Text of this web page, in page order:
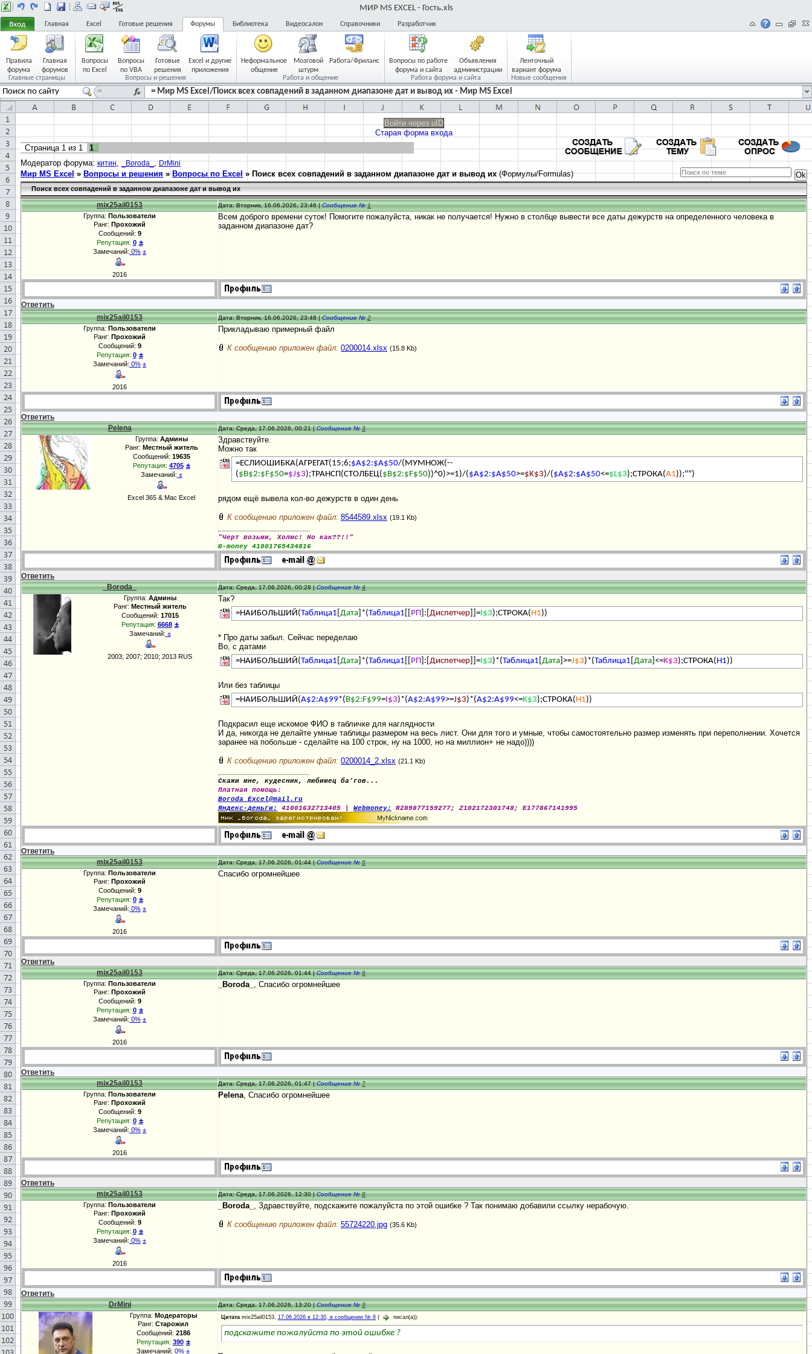
МИР MS EXCEL - Гость.xls
Главная Excel Готовые решения Форумы Библиотека Видеосалон Справочники Разработчик
Правила
форума
Главная
форумов
Главные страницы
Вопросы
по Excel
Вопросы
по VBA
Готовые
решения
Excel и другие
приложения
Вопросы и решения
Неформальное
общение
Мозговой
штурм
Работа/Фриланс
Работа и общение
Вопросы по работе
форума и сайта
Объявления
администрации
Работа форума и сайта
Ленточный
вариант форума
Новые сообщения
= Мир MS Excel/Поиск всех совпадений в заданном диапазоне дат и вывод их - Мир MS Excel
Войти через uID
Старая форма входа
Страница 1 из 1
1
Модератор форума:китин,_Boroda_,DrMini
Мир MS Excel » Вопросы и решения » Вопросы по Excel » Поиск всех совпадений в заданном диапазоне дат и вывод их (Формулы/Formulas)
Поиск всех совпадений в заданном диапазоне дат и вывод их
mix25ail0153 Дата: Вторник, 16.06.2026, 23:46 |Сообщение №1
Группа: Пользователи
Ранг: Прохожий
Сообщений: 9
Репутация: 0 ±
Замечаний: 0% ±
2016
Всем доброго времени суток! Помогите пожалуйста, никак не получается! Нужно в столбце вывести все даты дежурств на определенного человека в
заданном диапазоне дат?
Ответить
mix25ail0153
Дата: Вторник, 16.06.2026, 23:48 |Сообщение №2
Группа: Пользователи
Ранг: Прохожий
Сообщений: 9
Репутация: 0 ±
Замечаний: 0% ±
2016
Прикладываю примерный файл
К сообщению приложен файл: 0200014.xlsx (15.8 Kb)
Ответить
Pelena
Дата: Среда, 17.06.2026, 00:21 |Сообщение №3
Группа: Админы
Ранг: Местный житель
Сообщений: 19635
Репутация: 4705 ±
Замечаний: ±
Excel 365 & Mac Excel
Здравствуйте.
Можно так
=ЕСЛИОШИБКА(АГРЕГАТ(15;6;$A$2:$A$50/(МУМНОЖ(--
($B$2:$F$50=$J$3);ТРАНСП(СТОЛБЕЦ($B$2:$F$50))^0)>=1)/($A$2:$A$50>=$K$3)/($A$2:$A$50<=$L$3);СТРОКА(A1));"")
рядом ещё вывела кол-во дежурств в один день
К сообщению приложен файл: 8544589.xlsx (19.1 Kb)
"Черт возьми, Холмс! Но как??!!"
Ю-money 41001765434816
Ответить
_Boroda_
Дата: Среда, 17.06.2026, 00:28 |Сообщение №4
Группа: Админы
Ранг: Местный житель
Сообщений: 17015
Репутация: 6668 ±
Замечаний: ±
2003; 2007; 2010; 2013 RUS
Так?
=НАИБОЛЬШИЙ(Таблица1 Дата ]*(Таблица1 РП ]:[ Диспетчер ]]=I$3);СТРОКА(H1))
* Про даты забыл. Сейчас переделаю
Во, с датами
=НАИБОЛЬШИЙ(Таблица1 Дата ]*(Таблица1 РП ]:[ Диспетчер ]]=I$3)*(Таблица1 Дата ]>=J$3)*(Таблица1 Дата ]<=K$3);СТРОКА(H1))
Или без таблицы
=НАИБОЛЬШИЙ(A$2:A$99*(B$2:F$99=I$3)*(A$2:A$99>=J$3)*(A$2:A$99<=K$3);СТРОКА(H1))
Подкрасил еще искомое ФИО в табличке для наглядности
И да, никогда не делайте умные таблицы размером на весь лист. Они для того и умные, чтобы самостоятельно размер изменять при переполнении. Хочется
заранее на побольше - сделайте на 100 строк, ну на 1000, но на миллион+ не надо))))
К сообщению приложен файл: 0200014_2.xlsx (21.1 Kb)
Скажи мне, кудесник, любимец ба’гов...
Платная помощь:
Boroda_Excel@mail.ru
Яндекс-деньги:
41001632713405 | Webmoney: R289877159277; Z102172301748; E177867141995
Ответить
mix25ail0153
Дата: Среда, 17.06.2026, 01:44 |Сообщение №5
Группа: Пользователи
Ранг: Прохожий
Сообщений: 9
Репутация: 0 ±
Замечаний: 0% ±
2016
Спасибо огромнейшее
Ответить
mix25ail0153
Дата: Среда, 17.06.2026, 01:44 |Сообщение №6
Группа: Пользователи
Ранг: Прохожий
Сообщений: 9
Репутация: 0 ±
Замечаний: 0% ±
2016
_Boroda_ , Спасибо огромнейшее
Ответить
mix25ail0153
Дата: Среда, 17.06.2026, 01:47 |Сообщение №7
Группа: Пользователи
Ранг: Прохожий
Сообщений: 9
Репутация: 0 ±
Замечаний: 0% ±
2016
Pelena, Спасибо огромнейшее
Ответить
mix25ail0153
Дата: Среда, 17.06.2026, 12:30 |Сообщение №8
Группа: Пользователи
Ранг: Прохожий
Сообщений: 9
Репутация: 0 ±
Замечаний: 0% ±
2016
_Boroda_ , Здравствуйте, подскажите пожалуйста по этой ошибке ? Так понимаю добавили ссылку нерабочую.
К сообщению приложен файл: 55724220.jpg (35.6 Kb)
Ответить
DrMini
Дата: Среда, 17.06.2026, 13:20 |Сообщение №9
Группа: Модераторы
Ранг: Старожил
Сообщений: 2186
Репутация: 390 ±
Замечаний: 0% ±
Цитата mix25ail0153, 17.06.2026 в 12:30, в сообщении № 8 ( писал(а)):
подскажите пожалуйста по этой ошибке ?